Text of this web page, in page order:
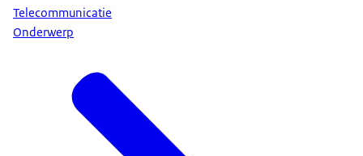
Telecommunicatie
Onderwerp